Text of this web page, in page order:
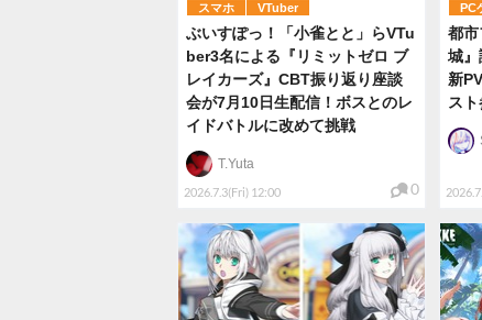
スマホ VTuber
ぶいすぽっ！「小雀とと」らVTu
ber3名による『リミットゼロ ブ
レイカーズ』CBT振り返り座談
会が7月10日生配信！ボスとのレ
イドバトルに改めて挑戦
2026.7.3(Fri) 12:00
T.Yuta
0
PC
都市
城』
新
ス